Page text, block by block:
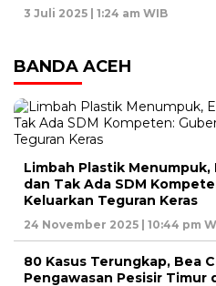
3 Juli 2025 | 1:24 am WIB
BANDA ACEH
Limbah Plastik
dan Tak Ada SDM
Keluarkan Teguran Keras
24 November 2025 | 10:44 pm
80 Kasus Terungkap, Bea
Pengawasan Pesisir Timur